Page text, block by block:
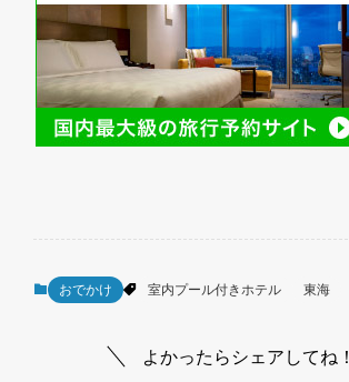
おでかけ 室内プール付きホテル 東海
よかったらシェアしてね！